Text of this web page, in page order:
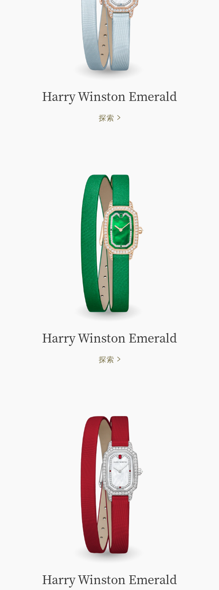
Harry Winston Emerald
探索
Harry Winston Emerald
探索
Harry Winston Emerald